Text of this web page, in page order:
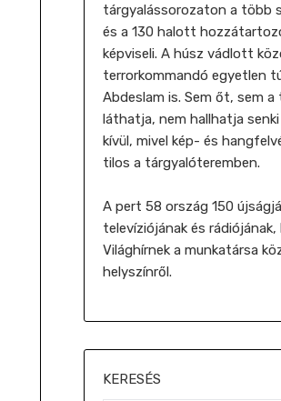
tárgyalássorozaton a több
és a 130 halott
képviseli. A húsz vádlott
terrorkommandó egyetlen
Abdeslam is. Sem őt, sem
láthatja, nem hallhatja
kívül, mivel kép- és
tilos a tárgyalóteremben.
A pert 58 ország 150
televíziójának és rádiójának,
Világhírnek a munkatársa
helyszínről.
KERESÉS